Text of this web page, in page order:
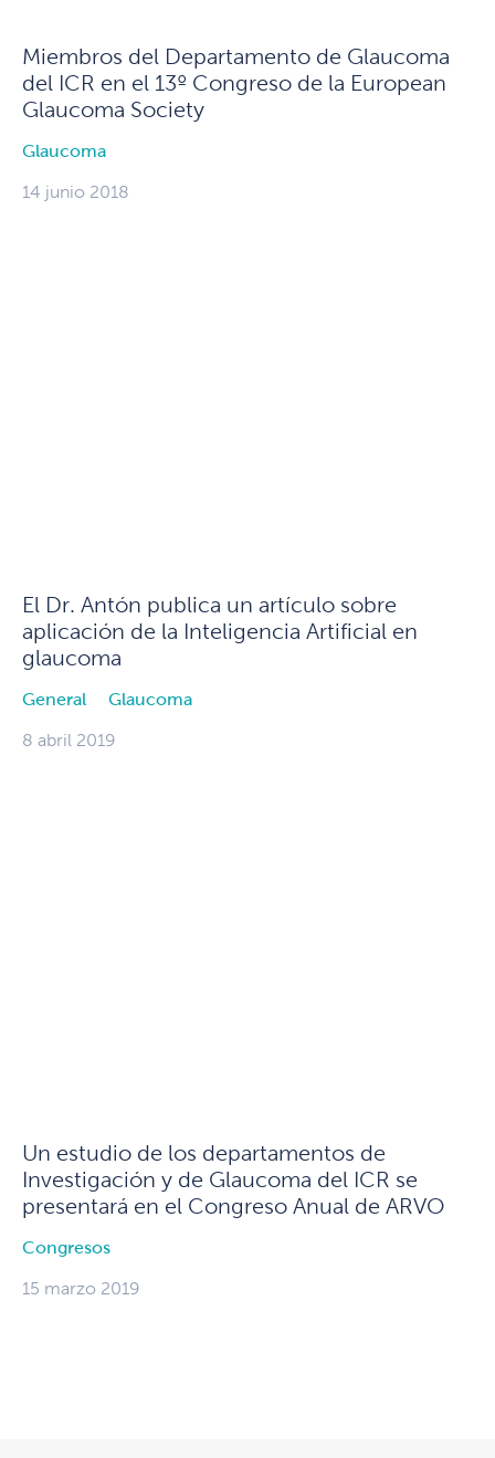
Miembros del Departamento de Glaucoma
del ICR en el 13º Congreso de la European
Glaucoma Society
Glaucoma
14 junio 2018
El Dr. Antón publica un artículo sobre
aplicación de la Inteligencia Artificial en
glaucoma
General Glaucoma
8 abril 2019
Un estudio de los departamentos de
Investigación y de Glaucoma del ICR se
presentará en el Congreso Anual de ARVO
Congresos
15 marzo 2019